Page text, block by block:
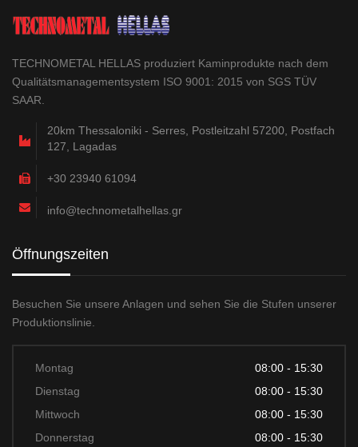
TECHNOMETAL HELLAS produziert Kaminprodukte nach dem
Qualitätsmanagementsystem ISO 9001: 2015 von SGS TÜV
SAAR.
20km Thessaloniki - Serres, Postleitzahl 57200, Postfach
127, Lagadas
+30 23940 61094
info@technometalhellas.gr
Öffnungszeiten
Besuchen Sie unsere Anlagen und sehen Sie die Stufen unserer
Produktionslinie.
Montag
08:00 - 15:30
Dienstag
08:00 - 15:30
Mittwoch
08:00 - 15:30
Donnerstag
08:00 - 15:30